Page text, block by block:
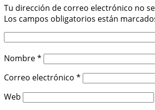
Tu dirección de correo electrónico no
Los campos obligatorios están
Nombre*
Correo electrónico *
Web